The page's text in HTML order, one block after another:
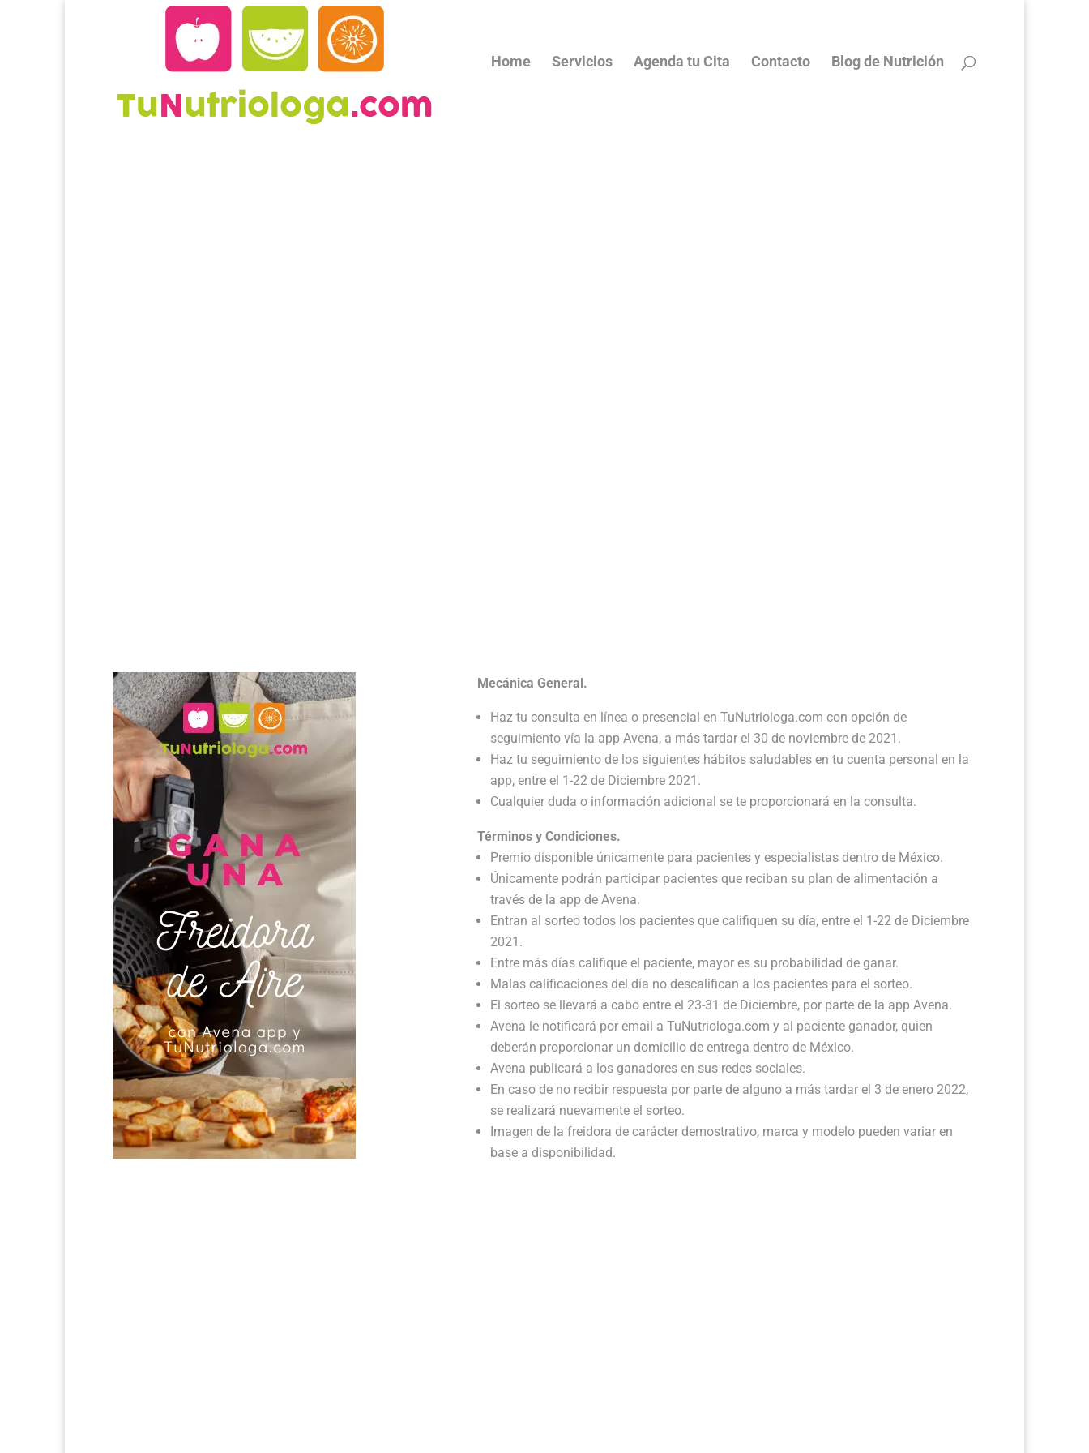
Home Servicios Agenda tu Cita Contacto Blog de Nutrición
Mecánica General.
Haz tu consulta en línea o presencial en TuNutriologa.com con opción de
seguimiento vía la app Avena, a más tardar el 30 de noviembre de 2021.
Haz tu seguimiento de los siguientes hábitos saludables en tu cuenta personal en la
app, entre el 1-22 de Diciembre 2021.
Cualquier duda o información adicional se te proporcionará en la consulta.
Términos y Condiciones.
Premio disponible únicamente para pacientes y especialistas dentro de México.
Únicamente podrán participar pacientes que reciban su plan de alimentación a
través de la app de Avena.
Entran al sorteo todos los pacientes que califiquen su día, entre el 1-22 de Diciembre
2021.
Entre más días califique el paciente, mayor es su probabilidad de ganar.
Malas calificaciones del día no descalifican a los pacientes para el sorteo.
El sorteo se llevará a cabo entre el 23-31 de Diciembre, por parte de la app Avena.
Avena le notificará por email a TuNutriologa.com y al paciente ganador, quien
deberán proporcionar un domicilio de entrega dentro de México.
Avena publicará a los ganadores en sus redes sociales.
En caso de no recibir respuesta por parte de alguno a más tardar el 3 de enero 2022,
se realizará nuevamente el sorteo.
Imagen de la freidora de carácter demostrativo, marca y modelo pueden variar en
base a disponibilidad.